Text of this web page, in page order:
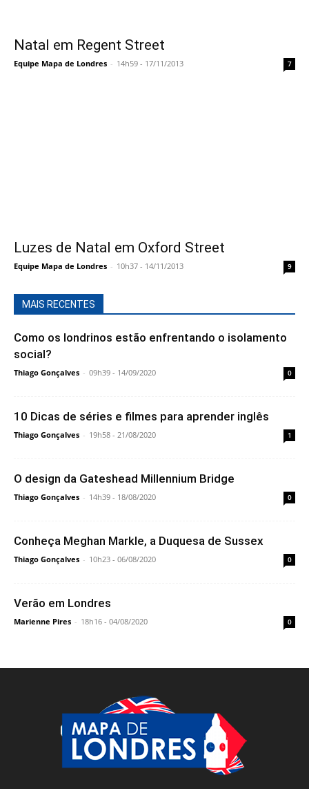
Natal em Regent Street
Equipe Mapa de Londres - 14h59 - 17/11/2013 7
Luzes de Natal em Oxford Street
Equipe Mapa de Londres - 10h37 - 14/11/2013 9
MAIS RECENTES
Como os londrinos estão enfrentando o isolamento
social?
Thiago Gonçalves - 09h39 - 14/09/2020 0
10 Dicas de séries e filmes para aprender inglês
Thiago Gonçalves - 19h58 - 21/08/2020 1
O design da Gateshead Millennium Bridge
Thiago Gonçalves - 14h39 - 18/08/2020 0
Conheça Meghan Markle, a Duquesa de Sussex
Thiago Gonçalves - 10h23 - 06/08/2020 0
Verão em Londres
Marienne Pires - 18h16 - 04/08/2020 0